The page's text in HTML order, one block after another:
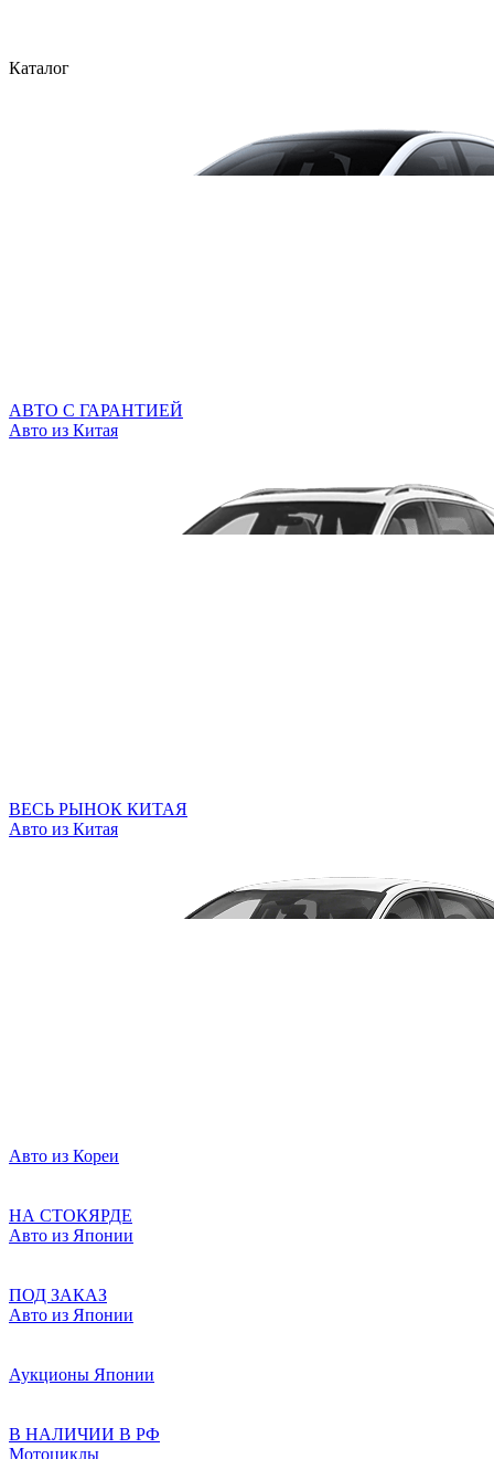
Каталог
АВТО С ГАРАНТИЕЙ
Авто из Китая
ВЕСЬ РЫНОК КИТАЯ
Авто из Китая
Авто из Кореи
НА СТОКЯРДЕ
Авто из Японии
ПОД ЗАКАЗ
Авто из Японии
Аукционы Японии
В НАЛИЧИИ В РФ
Мотоциклы